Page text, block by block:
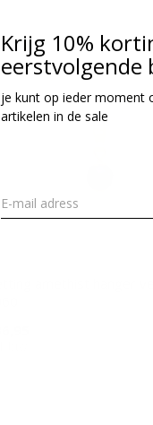
Krijg 10%
eerstvolgende
je kunt op ieder moment
artikelen in de sale